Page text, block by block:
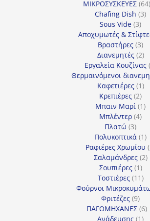
ΜΙΚΡΟΣΥΣΚΕΥΕΣ 64
Chafing Dish 33
Sous Vide 33
Αποχυμωτές &
Βραστήρες 33
Διανεμητές 22
Εργαλεία Κουζίνας
Θερμαινόμενοι
Καφετιέρες 11
Κρεπιέρες 22
Μπαιν Μαρί 11
Μπλέντερ 44
Πλατώ 33
Πολυκοπτικά 11
Ραφιέρες Χρωμίου
Σαλαμάνδρες 22
Σουπιέρες 11
Τοστιέρες 1111
Φούρνοι
Φριτέζες 99
ΠΑΓΟΜΗΧΑΝΕΣ 66
Ανάδευσης 11